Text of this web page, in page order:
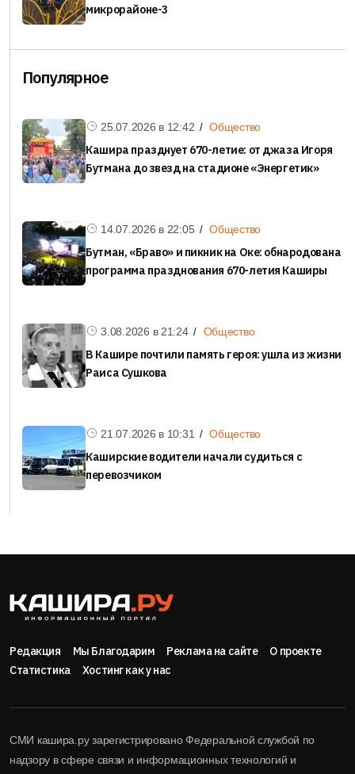
микрорайоне-3
Популярное
25.07.2026 в 12:42 Общество
Кашира празднует 670-летие: от джаза Игоря
Бутмана до звезд на стадионе «Энергетик»
14.07.2026 в 22:05 Общество
Бутман, «Браво» и пикник на Оке: обнародована
программа празднования 670-летия Каширы
3.08.2026 в 21:24 Общество
В Кашире почтили память героя: ушла из жизни
Раиса Сушкова
21.07.2026 в 10:31 Общество
Каширские водители начали судиться с
перевозчиком
Редакция Мы Благодарим Реклама на сайте
О проекте
Статистика
Хостинг как у нас
СМИ кашира.ру зарегистрировано Федеральной службой по
надзору в сфере связи и информационных технологий и